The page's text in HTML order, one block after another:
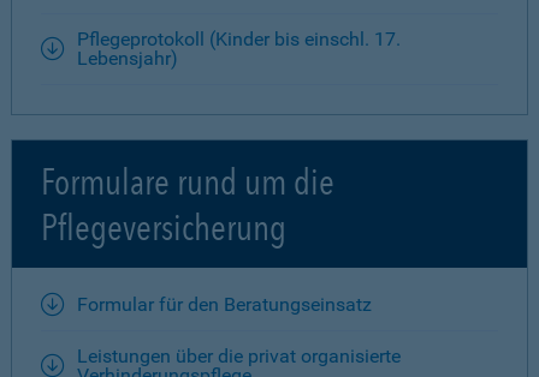
Pflegeprotokoll (Kinder bis einschl. 17.
Lebensjahr)
Formulare rund um die
Pflegeversicherung
Formular für den Beratungseinsatz
Leistungen über die privat organisierte